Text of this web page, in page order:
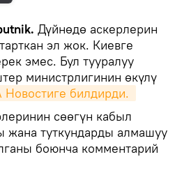
Дүйнөдө аскерлерин
эл жок. Киевге
эмес. Бул тууралуу
министрлигинин өкүлү
билдирди.
сөөгүн кабыл
жана туткундарды алмашуу
боюнча комментарий